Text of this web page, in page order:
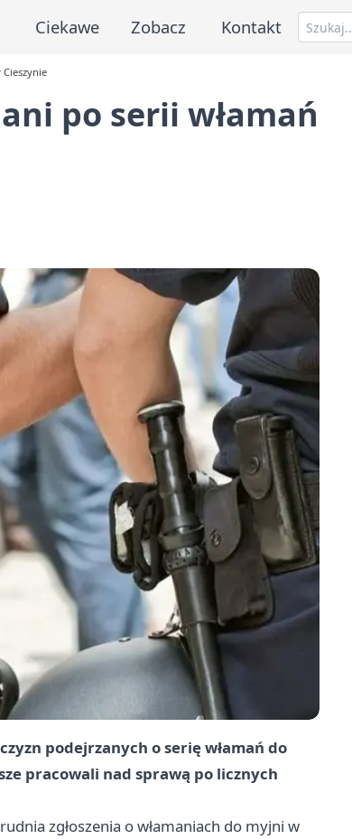
Ciekawe Zobacz Kontakt
po serii włamań
podejrzanych o serię włamań do
pracowali nad sprawą po licznych
zgłoszenia o włamaniach do myjni w